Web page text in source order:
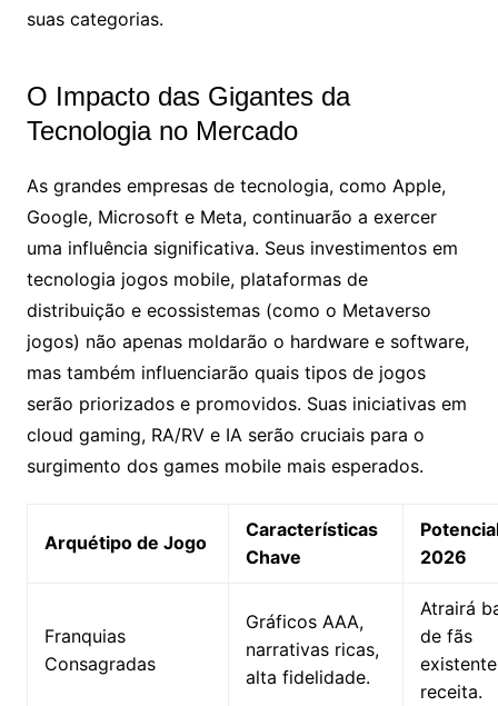
suas categorias.
O Impacto das Gigantes da
Tecnologia no Mercado
As grandes empresas de tecnologia, como Apple,
Google, Microsoft e Meta, continuarão a exercer
uma influência significativa. Seus investimentos em
tecnologia jogos mobile, plataformas de
distribuição e ecossistemas (como o Metaverso
jogos) não apenas moldarão o hardware e software,
mas também influenciarão quais tipos de jogos
serão priorizados e promovidos. Suas iniciativas em
cloud gaming, RA/RV e IA serão cruciais para o
surgimento dos games mobile mais esperados.
Arquétipo de Jogo
Características
Chave
2026
Franquias
Consagradas
Gráficos AAA,
narrativas ricas,
alta fidelidade.
Atrairá
de fãs
receita.